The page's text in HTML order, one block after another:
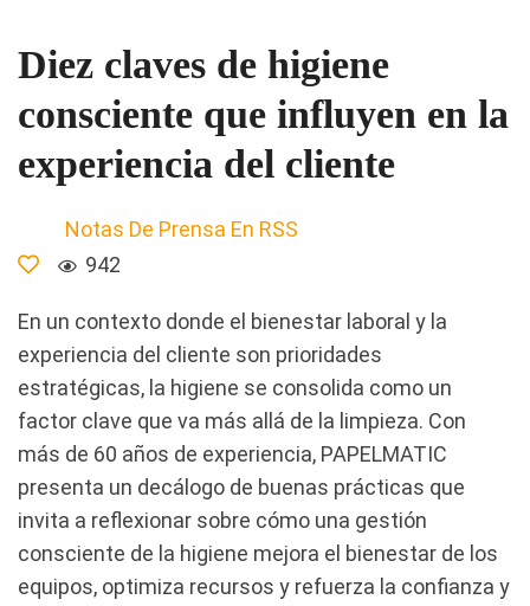
Diez claves de higiene
consciente que influyen en la
experiencia del cliente
Notas De Prensa En RSS
942
En un contexto donde el bienestar laboral y la
experiencia del cliente son prioridades
estratégicas, la higiene se consolida como un
factor clave que va más allá de la limpieza. Con
más de 60 años de experiencia, PAPELMATIC
presenta un decálogo de buenas prácticas que
invita a reflexionar sobre cómo una gestión
consciente de la higiene mejora el bienestar de los
equipos, optimiza recursos y refuerza la confianza y